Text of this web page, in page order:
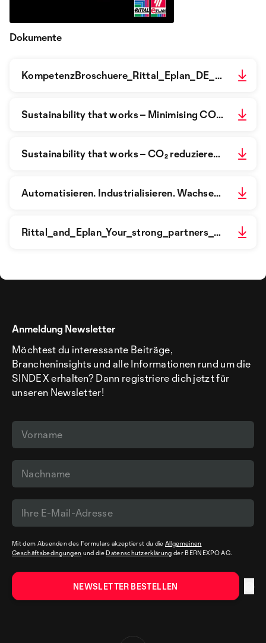
Dokumente
KompetenzBroschuere_Rittal_Eplan_DE_2022.pdf
Sustainability that works – Minimising CO₂ emissions – the Blue e+ way.pdf
Sustainability that works – CO₂ reduzieren auf die Blue e+ Art.pdf
Automatisieren. Industrialisieren. Wachsen. – Zukunftssicher im Steuerungs- und Schaltanlagenbau.pdf
Rittal_and_Eplan_Your_strong_partners_for_sustainable_panel_building_and_switchgear_manufacturing.pdf
Anmeldung Newsletter
Möchtest du interessante Beiträge,
Brancheninsights und alle Informationen rund um die
SINDEX erhalten? Dann registriere dich jetzt für
unseren Newsletter!
Mit dem Absenden des Formulars akzeptierst du dieAllgemeinen
Geschäftsbedingungen und die Datenschutzerklärung der BERNEXPO AG.